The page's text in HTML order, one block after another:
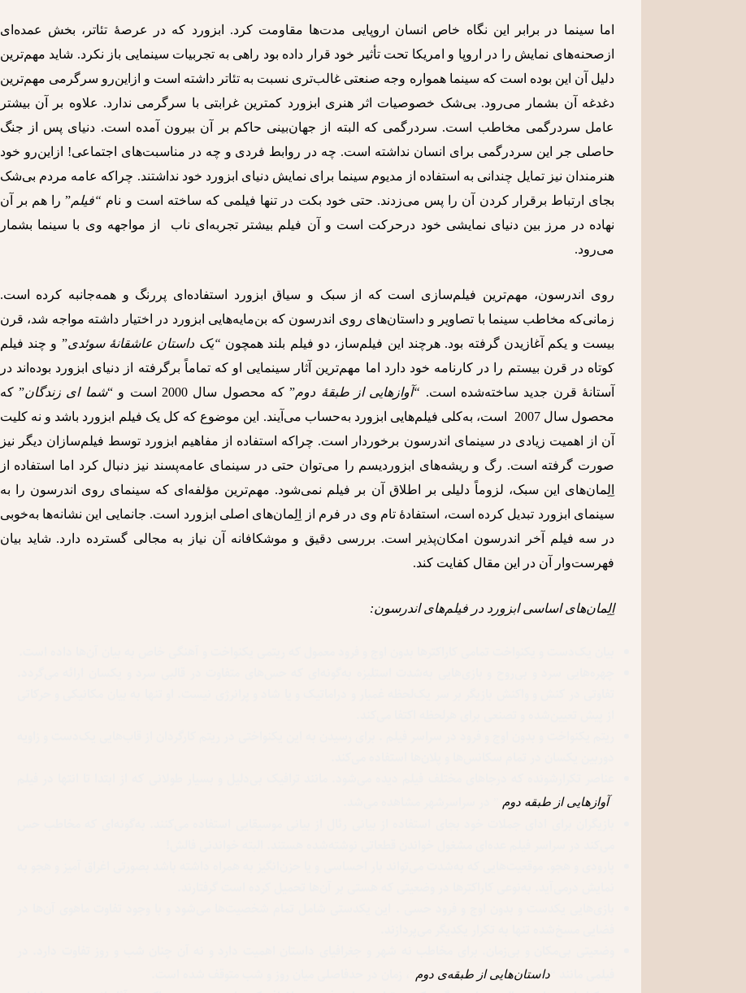
اما سینما در برابر این نگاه خاص انسان اروپایی مدت‌ها مقاومت کرد. ابزورد که در عرصۀ تئاتر، بخش عمده‌ای
ازصحنه‌های نمایش را در اروپا و امریکا تحت تأثیر خود قرار داده بود راهی به تجربیات سینمایی باز نکرد. شاید مهم‌ترین
دلیل آن این بوده است که سینما همواره وجه صنعتی غالب‌تری نسبت به تئاتر داشته است و ازاین‌رو سرگرمی مهم‌ترین
دغدغه آن بشمار می‌رود. بی‌شک خصوصیات اثر هنری ابزورد کمترین غرابتی با سرگرمی ندارد. علاوه بر آن بیشتر
عامل سردرگمی مخاطب است. سردرگمی که البته از جهان‌بینی حاکم بر آن بیرون آمده است. دنیای پس از جنگ
حاصلی جر این سردرگمی برای انسان نداشته است. چه در روابط فردی و چه در مناسبت‌های اجتماعی! ازاین‌رو خود
هنرمندان نیز تمایل چندانی به استفاده از مدیوم سینما برای نمایش دنیای ابزورد خود نداشتند. چراکه عامه مردم بی‌شک
بجای ارتباط برقرار کردن آن را پس می‌زدند. حتی خود بکت در تنها فیلمی که ساخته است و نام “فیلم” را هم بر آن
نهاده در مرز بین دنیای نمایشی خود درحرکت است و آن فیلم بیشتر تجربه‌ای ناب از مواجهه وی با سینما بشمار
می‌رود.
روی اندرسون، مهم‌ترین فیلم‌سازی است که از سبک و سیاق ابزورد استفاده‌ای پررنگ و همه‌جانبه کرده است.
زمانی‌که مخاطب سینما با تصاویر و داستان‌های روی اندرسون که بن‌مایه‌هایی ابزورد در اختیار داشته مواجه شد، قرن
بیست و یکم آغازیدن گرفته بود. هرچند این فیلم‌ساز، دو فیلم بلند همچون “یک داستان عاشقانۀ سوئدی” و چند فیلم
کوتاه در قرن بیستم را در کارنامه خود دارد اما مهم‌ترین آثار سینمایی او که تماماً برگرفته از دنیای ابزورد بوده‌اند در
آستانۀ قرن جدید ساخته‌شده است. “آوازهایی از طبقۀ دوم” که محصول سال 2000 است و “ شما ای زندگان” که
محصول سال 2007 است، به‌کلی فیلم‌هایی ابزورد به‌حساب می‌آیند. این موضوع که کل یک فیلم ابزورد باشد و نه کلیت
آن از اهمیت زیادی در سینمای اندرسون برخوردار است. چراکه استفاده از مفاهیم ابزورد توسط فیلم‌سازان دیگر نیز
صورت گرفته است. رگ و ریشه‌های ابزوردیسم را می‌توان حتی در سینمای عامه‌پسند نیز دنبال کرد اما استفاده از
اِلِمان‌های این سبک، لزوماً دلیلی بر اطلاق آن بر فیلم نمی‌شود. مهم‌ترین مؤلفه‌ای که سینمای روی اندرسون را به
سینمای ابزورد تبدیل کرده است، استفادۀ تام وی در فرم از اِلِمان‌های اصلی ابزورد است. جانمایی این نشانه‌ها به‌خوبی
در سه فیلم آخر اندرسون امکان‌پذیر است. بررسی دقیق و موشکافانه آن نیاز به مجالی گسترده دارد. شاید بیان
فهرست‌وار آن در این مقال کفایت کند.
اِلِمانهای اساسی ابزورد در فیلمهای اندرسون:
“آوازهایی از طبقه دوم
فیلمی مانند “داستانهایی از طبقهی دوم